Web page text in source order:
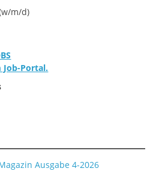
m/d)
Job-Portal.